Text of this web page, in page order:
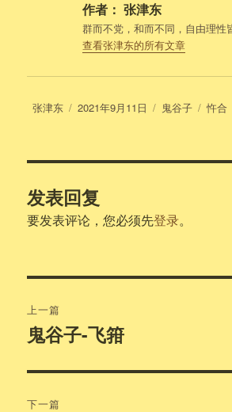
作者： 张津东
群而不党，和而不同，自由理性
查看张津东的所有文章
作
张津东
发
2021年9月11日
分
鬼谷子
标
忤合
发表回复
要发表评论，您必须先登录。
章
航
上一篇
上
文
章：
鬼谷子-飞箝
下一篇